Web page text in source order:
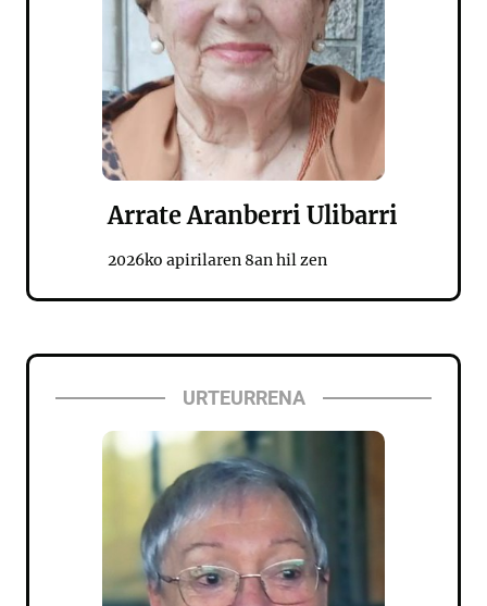
Arrate Aranberri Ulibarri
2026ko apirilaren 8an hil zen
URTEURRENA